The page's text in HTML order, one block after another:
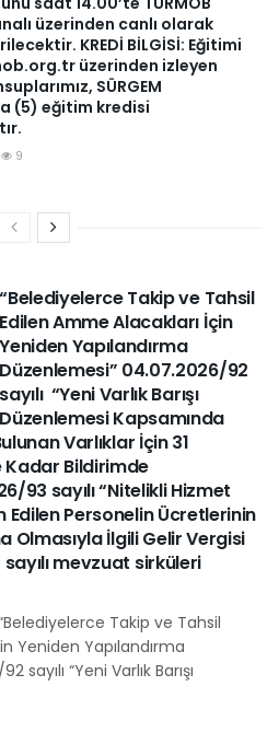
üzerinden canlı olarak
KREDİ BİLGİSİ: Eğitimi
üzerinden izleyen
SÜRGEM
(5) eğitim kredisi
9
“Belediyelerce Takip ve Tahsil
Edilen Amme Alacakları İçin
Yeniden Yapılandırma
Düzenlemesi” 04.07.2026/92
sayılı “Yeni Varlık Barışı
Düzenlemesi Kapsamında
Varlıklar İçin 31
Kadar Bildirimde
93 sayılı “Nitelikli Hizmet
Personelin Ücretlerinin
Olmasıyla İlgili Gelir Vergisi
mevzuat sirküleri
Takip ve Tahsil
Yeniden Yapılandırma
“Yeni Varlık Barışı